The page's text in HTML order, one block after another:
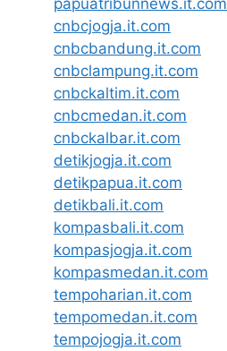
cnbcjogja.it.com
cnbcbandung.it.com
cnbclampung.it.com
cnbckaltim.it.com
cnbcmedan.it.com
cnbckalbar.it.com
detikjogja.it.com
detikpapua.it.com
detikbali.it.com
kompasbali.it.com
kompasjogja.it.com
kompasmedan.it.com
tempoharian.it.com
tempomedan.it.com
tempojogja.it.com